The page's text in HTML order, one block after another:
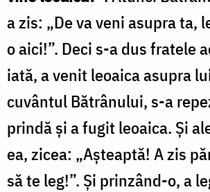
a zis: „De va veni asupra ta,
o aici!”. Deci s-a dus fratele
iată, a venit leoaica asupra
cuvântul Bătrânu­lui, s-a
prindă și a fugit leoaica. Și
ea, zicea: „Așteaptă! A zis
să te leg!”. Și prinzând-o, a